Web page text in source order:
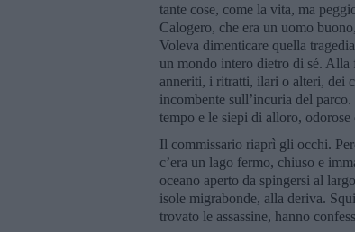
tante cose, come la vita, ma
Calogero, che era un uomo
Voleva dimenticare quella
un mondo intero dietro di sé. Alla
anneriti, i ritratti, ilari o alteri, dei
incombente sull’incuria del
tempo e le siepi di alloro, odorose
Il commissario riaprì gli occhi.
c’era un lago fermo, chiuso e
oceano aperto da spingersi al
isole migrabonde, alla deriva.
trovato le assassine, hanno